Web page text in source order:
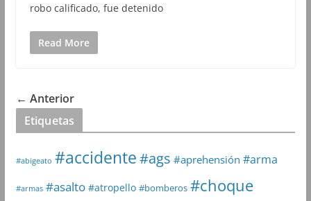
robo calificado, fue detenido
Read More
← Anterior
Etiquetas
#abigeato #accidente#ags #aprehensión #arma
#armas #asalto #atropello #bomberos #choque